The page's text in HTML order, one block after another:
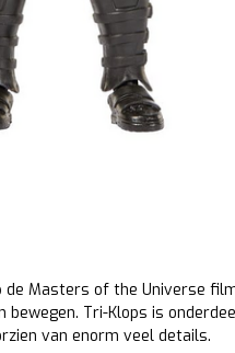
de Masters of the Universe
Tri-Klops is
van enorm veel details.